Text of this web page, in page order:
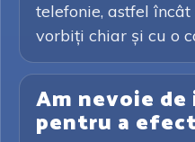
telefonie, astfel
vorbiți chiar și cu o
Am nevoie
pentru a